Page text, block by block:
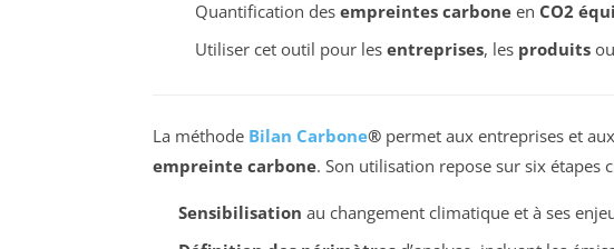
Quantification des empreintes carboneen CO2
Utiliser cet outil pour les entreprises, les produits
La méthode Bilan Carbone® permet aux entreprises et
empreinte carbone. Son utilisation repose sur six étapes
Sensibilisation au changement climatique et à ses